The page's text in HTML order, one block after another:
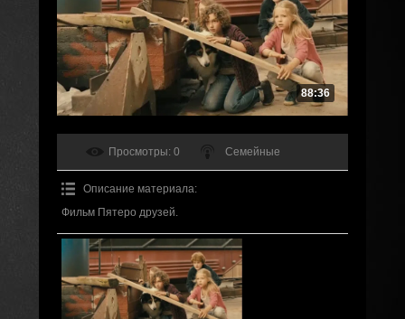
88:36
Просмотры: 0 Семейные
Описание материала:
Фильм Пятеро друзей.